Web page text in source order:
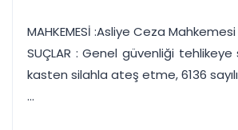
Bildirim
Süreleri asla kaçırmayın
Tek panelde uçtan uca yönetim
MAHKEMESİ :Asliye Ceza Mahkemesi
SUÇLAR : Genel güvenliği
kasten silahla ateş etme, 6136 sayılı
...